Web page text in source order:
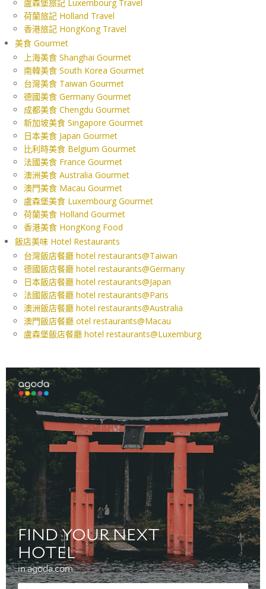
盧森堡旅記 Luxembourg Travel
荷蘭旅記 Holland Travel
香港旅記 HongKong Travel
美食 Gourmet
上海美食 Shanghai Gourmet
南韓美食 South Korea Gourmet
台灣美食 Taiwan Gourmet
德國美食 Germany Gourmet
成都美食 Chengdu Gourmet
新加坡美食 Singapore Gourmet
日本美食 Japan Gourmet
比利時美食 Belgium Gourmet
法國美食 France Gourmet
澳洲美食 Australia Gourmet
澳門美食 Macau Gourmet
盧森堡美食 Luxembourg Gourmet
荷蘭美食 Holland Gourmet
香港美食 HongKong Food
飯店美味 Hotel Restaurants
台灣飯店餐廳 hotel restaurants@Taiwan
德國飯店餐廳 hotel restaurants@Germany
日本飯店餐廳 hotel restaurants@Japan
法國飯店餐廳 hotel restaurants@Paris
澳洲飯店餐廳 hotel restaurants@Australia
澳門飯店餐廳 otel restaurants@Macau
盧森堡飯店餐廳 hotel restaurants@Luxemburg